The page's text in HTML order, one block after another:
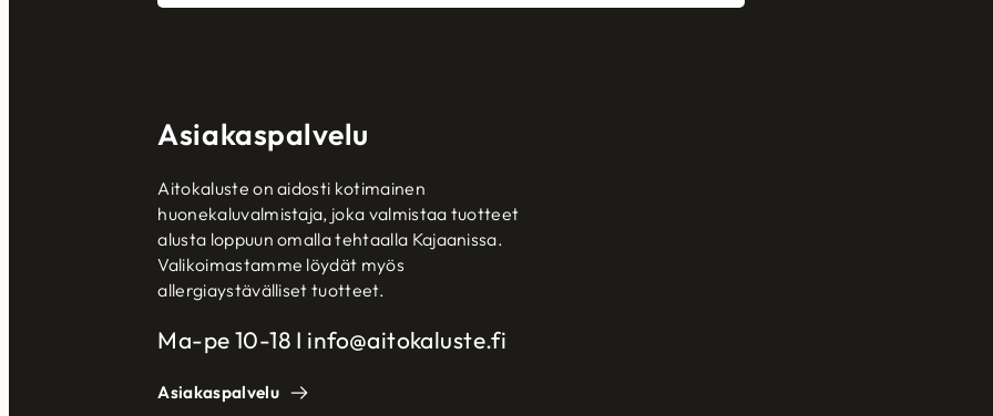
Asiakaspalvelu
Aitokaluste on aidosti kotimainen
huonekaluvalmistaja, joka valmistaa tuotteet
alusta loppuun omalla tehtaalla Kajaanissa.
Valikoimastamme löydät myös
allergiaystävälliset tuotteet.
Ma-pe 10-18 I info@aitokaluste.fi
Asiakaspalvelu